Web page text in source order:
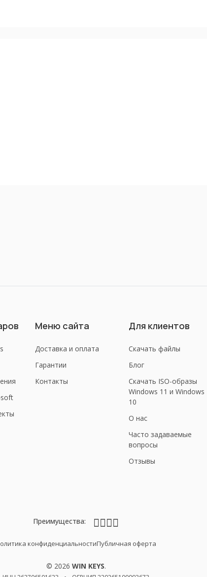
Меню сайта
Доставка и оплата
Гарантии
Контакты
Для клиентов
Скачать файлы
Блог
Скачать ISO-образы
Windows 11 и Windows
10
О нас
Часто задаваемые
вопросы
Отзывы
Преимущества:
конфиденциальностиПубличная оферта
© 2026 WIN KEYS.